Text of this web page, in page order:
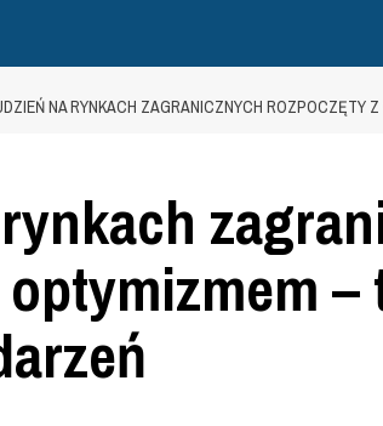
NA RYNKACH ZAGRANICZNYCH ROZPOCZĘTY